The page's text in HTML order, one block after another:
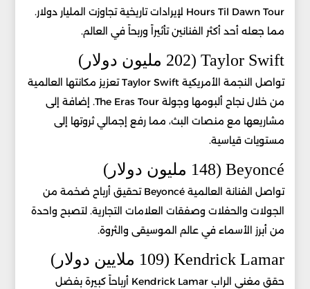
Hours Til Dawn Tour لإيرادات تاريخية تجاوزت المليار دولار.
مما جعله أحد أكثر الفنانين تأثيراً وربحاً في العالم.
Taylor Swift (202 مليون دولار)
تواصل النجمة الأمريكية Taylor Swift تعزيز مكانتها العالمية
من خلال نجاح ألبومها وجولة The Eras Tour. إضافة إلى
مشاريعها مع منصات البث، مما رفع إجمالي ثروتها إلى
مستويات قياسية.
Beyoncé (148 مليون دولار)
تواصل الفنانة العالمية Beyoncé تحقيق أرباح ضخمة من
الجولات والحفلات وصفقات العلامات التجارية. لتصبح واحدة
من أبرز الأسماء في عالم الموسيقى والثروة.
Kendrick Lamar (109 ملايين دولار)
حقق مغني الراب Kendrick Lamar أرباحاً كبيرة بفضل